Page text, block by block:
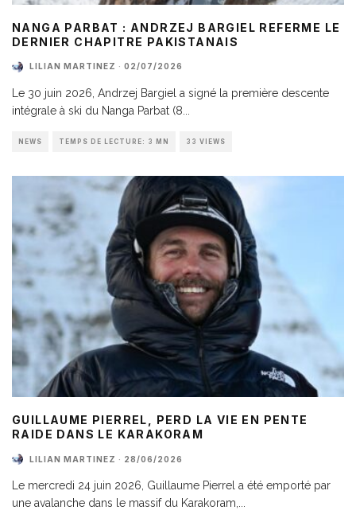
NANGA PARBAT : ANDRZEJ BARGIEL REFERME LE
DERNIER CHAPITRE PAKISTANAIS
LILIAN MARTINEZ · 02/07/2026
Le 30 juin 2026, Andrzej Bargiel a signé la première descente
intégrale à ski du Nanga Parbat (8
NEWS TEMPS DE LECTURE: 3 MN 33 VIEWS
GUILLAUME PIERREL, PERD LA VIE EN PENTE
RAIDE DANS LE KARAKORAM
LILIAN MARTINEZ · 28/06/2026
Le mercredi 24 juin 2026, Guillaume Pierrel a été emporté par
une avalanche dans le massif du Karakoram,...